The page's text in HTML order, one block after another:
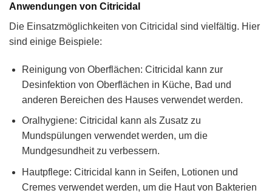
Anwendungen von Citricidal
Die Einsatzmöglichkeiten von Citricidal sind vielfältig. Hier
sind einige Beispiele:
Reinigung von Oberflächen: Citricidal kann zur
Desinfektion von Oberflächen in Küche, Bad und
anderen Bereichen des Hauses verwendet werden.
Oralhygiene: Citricidal kann als Zusatz zu
Mundspülungen verwendet werden, um die
Mundgesundheit zu verbessern.
Hautpflege: Citricidal kann in Seifen, Lotionen und
Cremes verwendet werden, um die Haut von Bakterien